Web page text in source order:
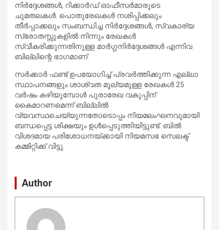
നിർദ്ദേശങ്ങൾ, റിക്കാർഡ് ഓഫീസർമാരുടെ
ചുമതലകൾ. പൊതുരേഖകൾ നശിപ്പിക്കലും
തീർപ്പാക്കലും സംബന്ധിച്ച നിർദ്ദേശങ്ങൾ, സ്വകാര്യ
സ്രോതസ്സുകളിൽ നിന്നും രേഖകൾ
സ്വീകരിക്കുന്നതിനുള്ള മാർഗ്ഗനിർദ്ദേശങ്ങൾ എന്നിവ
ബില്ലിന്റെ ഭാഗമാണ്.
സർക്കാർ ഫണ്ട് ഉപയോഗിച്ച് പ്രവർത്തിക്കുന്ന എല്ലാ
സ്ഥാപനങ്ങളും ശാശ്വത മൂല്യമുള്ള രേഖകൾ 25
വർഷം കഴിയുമ്പോൾ പുരാരേഖ വകുപ്പിന്
കൈമാറണമെന്ന് ബില്ലിൽ
വ്യവസ്ഥചെയ്യുന്നതോടൊപ്പം നിയമലംഘനവുമായി
ബന്ധപ്പെട്ട ശിക്ഷയും ഉൾപ്പെടുത്തിയിട്ടുണ്ട്. ബിൽ
വിശദമായ പരിശോധനയ്ക്കായി നിയമസഭ സെലക്ട്
കമ്മിറ്റിക്ക് വിട്ടു.
Author